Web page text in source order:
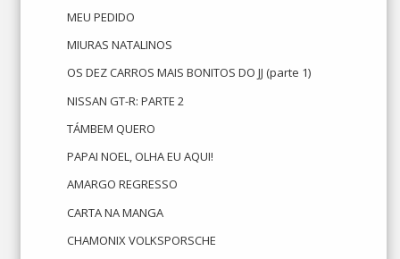
MEU PEDIDO
MIURAS NATALINOS
OS DEZ CARROS MAIS BONITOS DO JJ (parte 1)
NISSAN GT-R: PARTE 2
TÁMBEM QUERO
PAPAI NOEL, OLHA EU AQUI!
AMARGO REGRESSO
CARTA NA MANGA
CHAMONIX VOLKSPORSCHE